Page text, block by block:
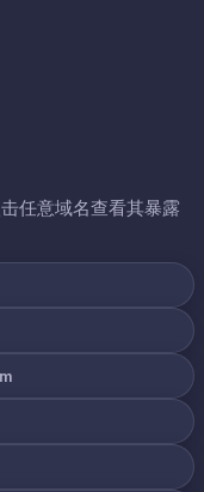
任意域名查看其暴露